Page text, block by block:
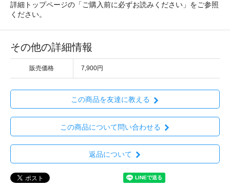
詳細トップページの「ご購入前に必ずお読みください」をご参照
ください。
その他の詳細情報
販売価格 7,900円
この商品を友達に教える
この商品について問い合わせる
返品について